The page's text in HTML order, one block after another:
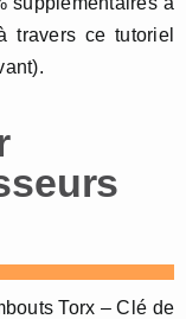
travers ce tutoriel
Torx – Clé de